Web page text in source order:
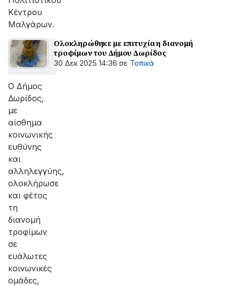
Κέντρου
Μαλγάρων.
Ολοκληρώθηκε με επιτυχία η διανομή
τροφίμων του Δήμου Δωρίδος
30 Δεκ 2025 14:36 σε Τοπικά
Ο Δήμος
Δωρίδος,
με
αίσθημα
κοινωνικής
ευθύνης
και
αλληλεγγύης,
ολοκλήρωσε
και φέτος
τη
διανομή
τροφίμων
σε
ευάλωτες
κοινωνικές
ομάδες,